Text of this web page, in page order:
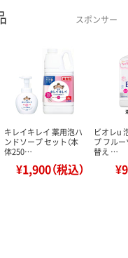
スポンサー
キレイキレイ 薬用泡ハ
ンドソープ セット（本
体250…
¥1,900（税込）
ビオレu
プ フル
替え …